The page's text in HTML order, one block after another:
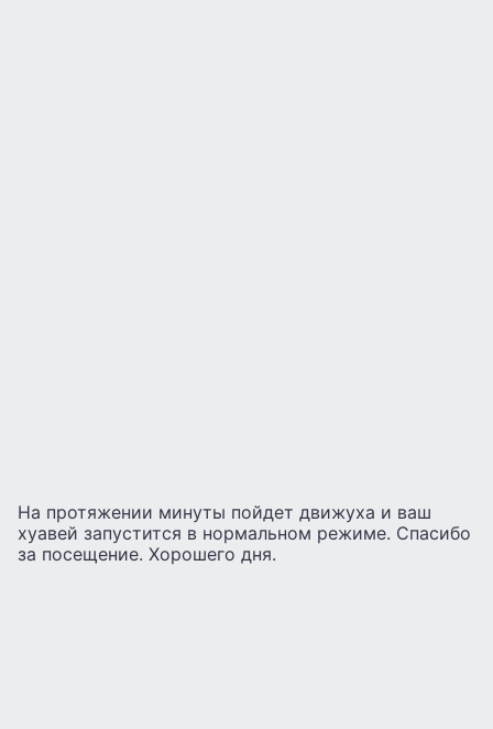
На протяжении минуты пойдет движуха и ваш
хуавей запустится в нормальном режиме. Спасибо
за посещение. Хорошего дня.